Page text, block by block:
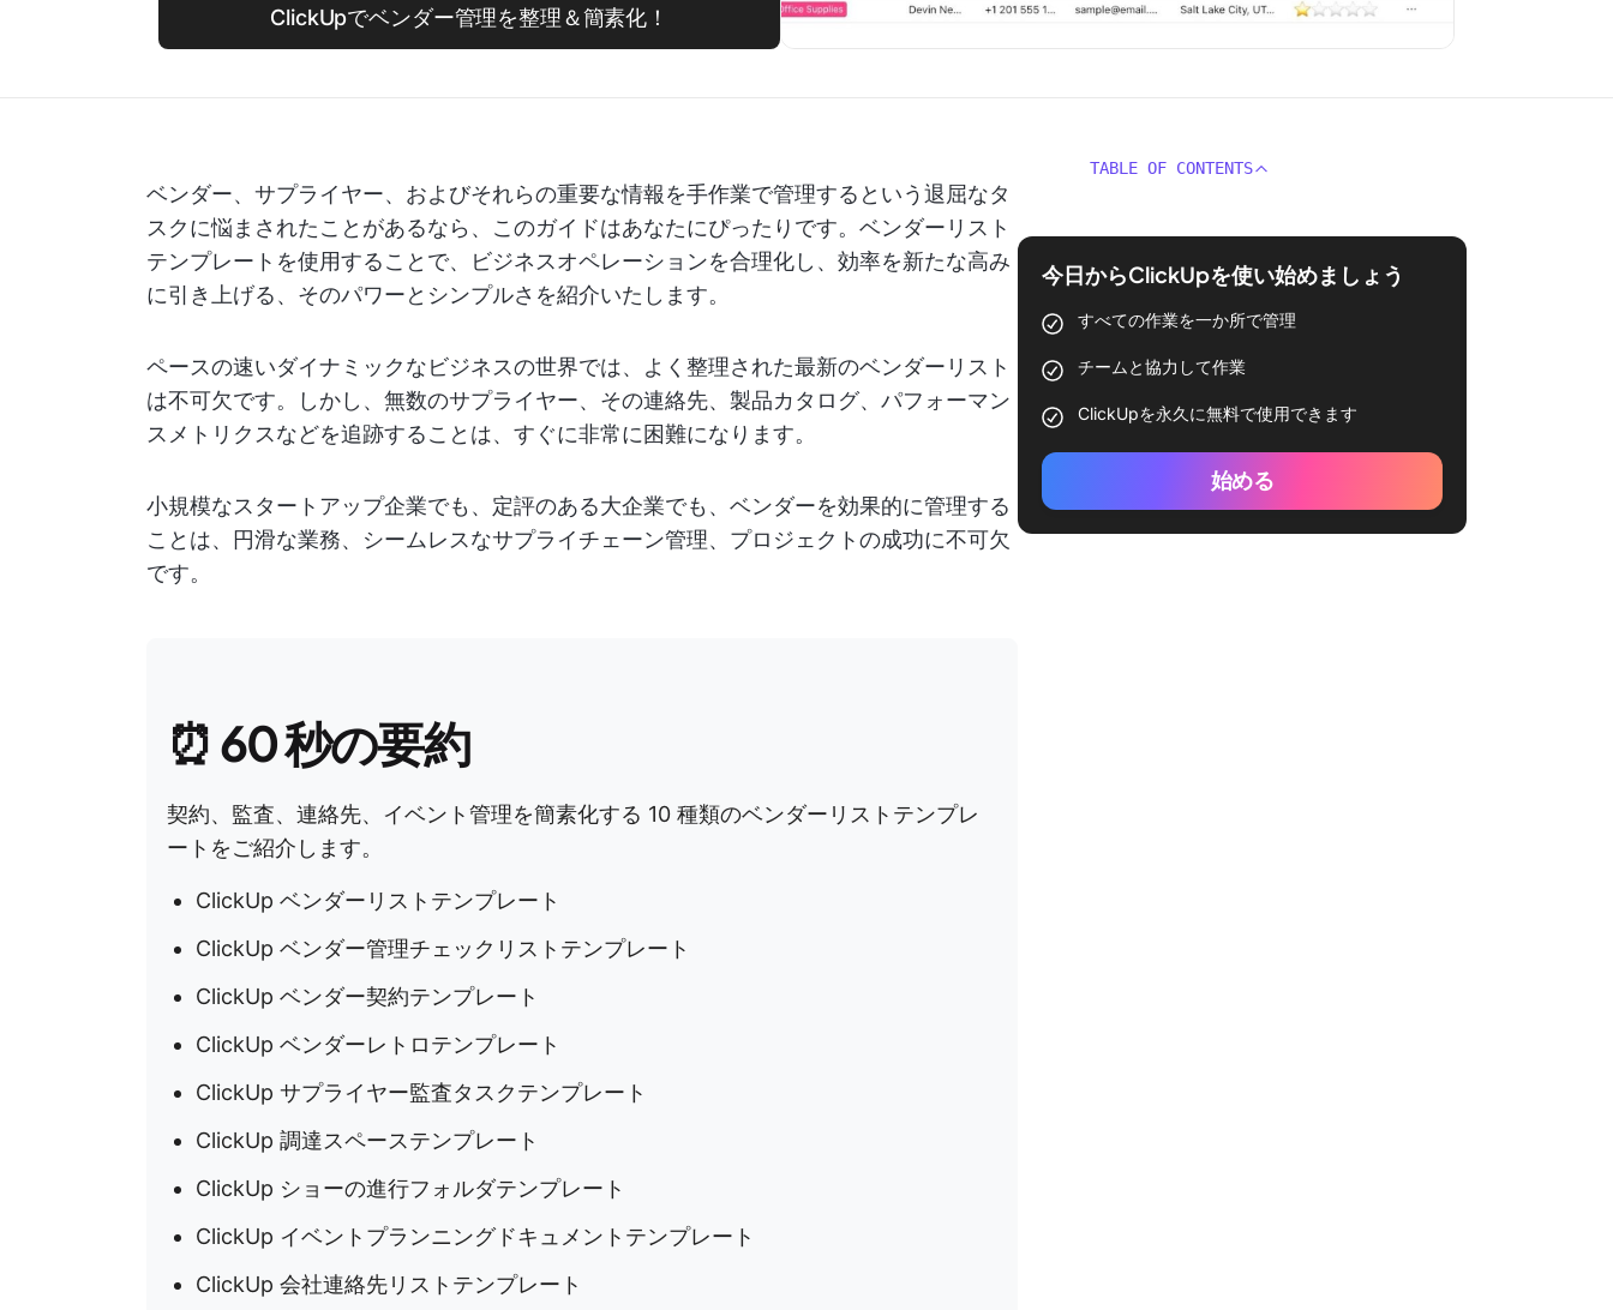
ClickUpでベンダー管理を整理＆簡素化！
ベンダー、サプライヤー、およびそれらの重要な情報を手作業で管理するという退屈なタ
スクに悩まされたことがあるなら、このガイドはあなたにぴったりです。ベンダーリスト
テンプレートを使用することで、ビジネスオペレーションを合理化し、効率を新たな高み
に引き上げる、そのパワーとシンプルさを紹介いたします。
ペースの速いダイナミックなビジネスの世界では、よく整理された最新のベンダーリスト
は不可欠です。しかし、無数のサプライヤー、その連絡先、製品カタログ、パフォーマン
スメトリクスなどを追跡することは、すぐに非常に困難になります。
小規模なスタートアップ企業でも、定評のある大企業でも、ベンダーを効果的に管理する
ことは、円滑な業務、シームレスなサプライチェーン管理、プロジェクトの成功に不可欠
です。
⏰60 秒の要約
契約、監査、連絡先、イベント管理を簡素化する 10 種類のベンダーリストテンプレ
ートをご紹介します。
ClickUp ベンダーリストテンプレート
ClickUp ベンダー管理チェックリストテンプレート
ClickUp ベンダー契約テンプレート
ClickUp ベンダーレトロテンプレート
ClickUp サプライヤー監査タスクテンプレート
ClickUp 調達スペーステンプレート
ClickUp ショーの進行フォルダテンプレート
ClickUp イベントプランニングドキュメントテンプレート
ClickUp 会社連絡先リストテンプレート
TABLE OF CONTENTS
今日からClickUpを使い始めましょう
すべての作業を一か所で管理
チームと協力して作業
ClickUpを永久に無料で使用できます
始める